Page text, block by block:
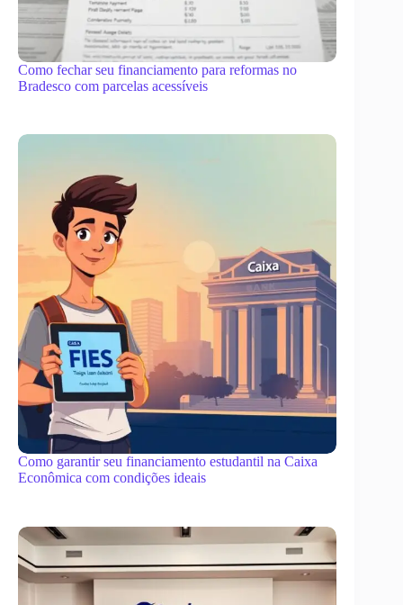
Como fechar seu financiamento para reformas no
Bradesco com parcelas acessíveis
Como garantir seu financiamento estudantil na Caixa
Econômica com condições ideais